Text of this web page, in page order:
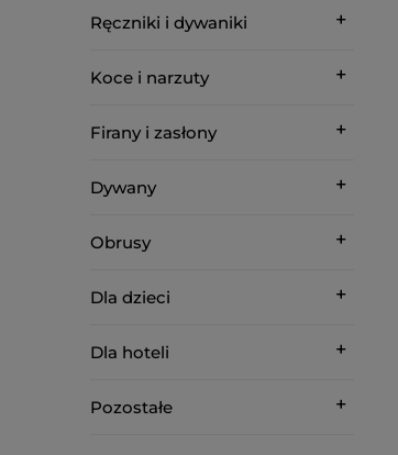
Ręczniki i dywaniki
Koce i narzuty
Firany i zasłony
Dywany
Obrusy
Dla dzieci
Dla hoteli
Pozostałe